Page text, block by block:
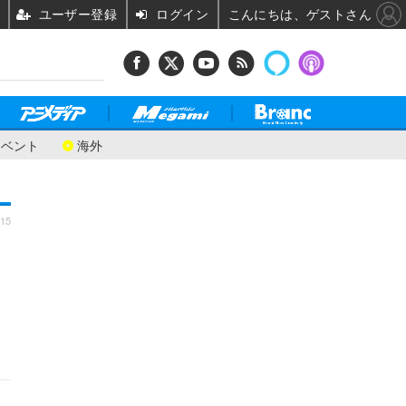
ント 海外
ユーザー登録 ログイン こんにちは、ゲストさん